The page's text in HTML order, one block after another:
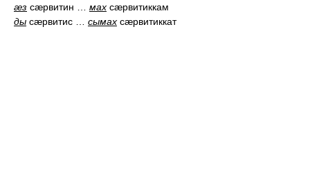
æз сæрвитин мах сæрвитиккам
ды сæрвитис сымах сæрвитиккат